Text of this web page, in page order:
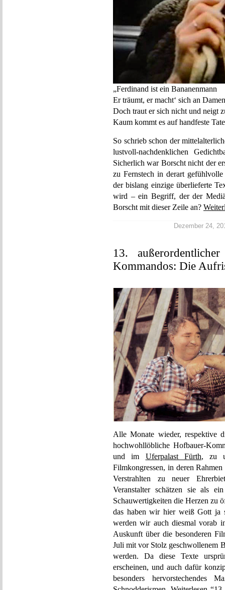
„Ferdinand ist ein Bananenmann
Er träumt, er macht‘ sich an
Doch traut er sich nicht und neigt
Kaum kommt es auf handfeste
So schrieb schon der
lustvoll-nachdenklichen
Sicherlich war Borscht nicht der
zu Fernstech in derart
der bislang einzige überlieferte
wird – ein Begriff, der der
Borscht mit dieser Zeile an?
Dezember 24,
13.
Kommandos: Die
Alle Monate wieder, respektive
hochwohllöbliche Hofbauer-
und im Uferpalast Fürth, zu
Filmkongressen, in deren
Verstrahlten zu neuer
Veranstalter schätzen sie als
Schauwertigkeiten die Herzen zu
das haben wir hier weiß Gott ja
werden wir auch diesmal vorab
Auskunft über die besonderen
Juli mit vor Stolz geschwollenem
werden. Da diese Texte
erscheinen, und auch dafür
besonders hervorstechendes